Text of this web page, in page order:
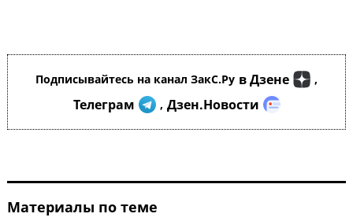
Подписывайтесь на канал ЗакС.Ру в Дзене ,
Телеграм , Дзен.Новости
Материалы по теме